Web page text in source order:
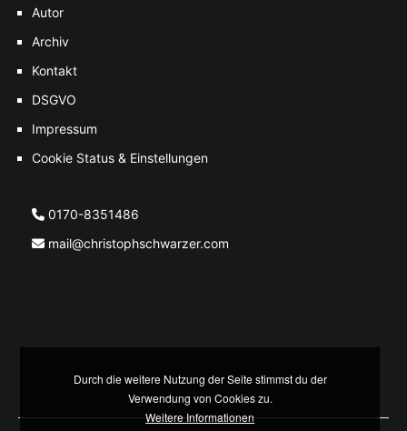
Autor
Archiv
Kontakt
DSGVO
Impressum
Cookie Status & Einstellungen
0170-8351486
mail@christophschwarzer.com
Durch die weitere Nutzung der Seite stimmst du der
Verwendung von Cookies zu.
Weitere Informationen